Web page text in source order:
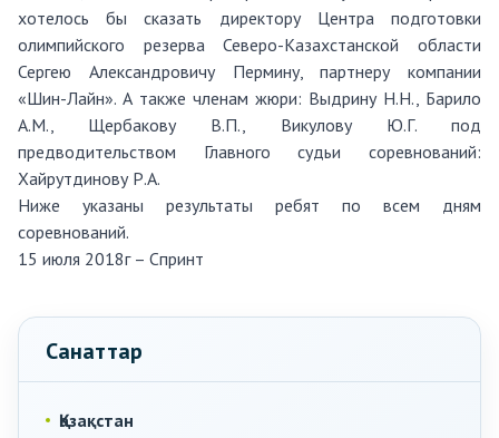
хотелось бы сказать директору Центра подготовки
олимпийского резерва Северо-Казахстанской области
Сергею Александровичу Пермину, партнеру компании
«Шин-Лайн». А также членам жюри: Выдрину Н.Н., Барило
А.М., Щербакову В.П., Викулову Ю.Г. под
предводительством Главного судьи соревнований:
Хайрутдинову Р.А.
Ниже указаны результаты ребят по всем дням
соревнований.
15 июля 2018г – Спринт
Санаттар
Қазақстан